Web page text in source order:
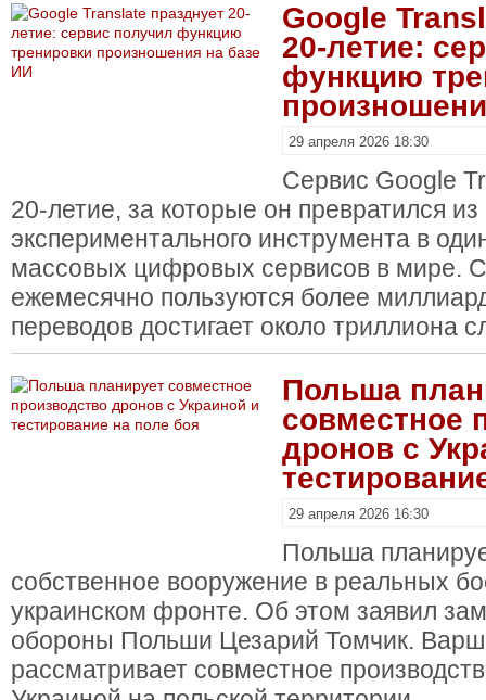
Google
20-летие:
функцию
29 апреля 2026 18:30
Сервис Google
20-летие, за которые он превратился из
экспериментального инструмента в
массовых цифровых сервисов в мире.
ежемесячно пользуются более
переводов достигает около триллиона
Польша
совместное
дронов с
29 апреля 2026 16:30
Польша
собственное вооружение в реальных
украинском фронте. Об этом заявил
обороны Польши Цезарий Томчик.
рассматривает совместное